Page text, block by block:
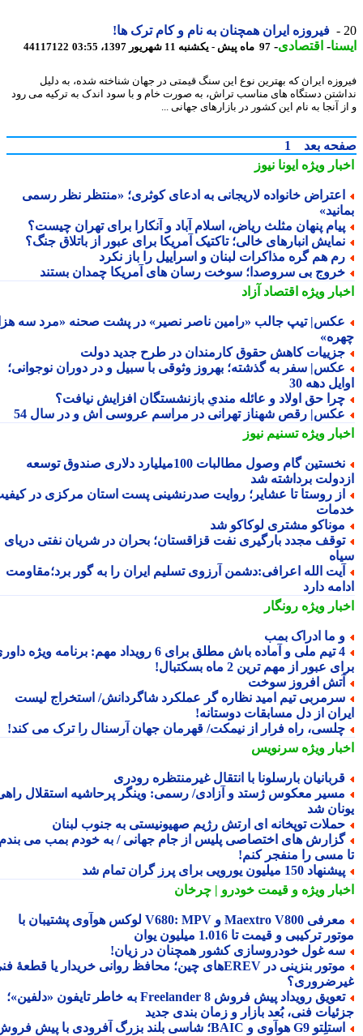
فیروزه ایران همچنان به نام و کام ترک ها!
-اقتصادی-97 ماه پیش - یکشنبه 11 شهریور 1397، 03:55 44117122
ایران که بهترین نوع این سنگ قیمتی در جهان شناخته شده، به دلیل
دستگاه های مناسب تراش، به صورت خام و با سود اندک به ترکیه می رود
آنجا به نام این کشور در بازارهای جهانی ...
بعد
1
ویژهایونا نیوز
خانواده لاریجانی به ادعای کوثری؛ «منتظر نظر رسمی
پنهان مثلث ریاض، اسلام آباد و آنکارا برای تهران چیست؟
انبارهای خالی؛ تاکتیک آمریکا برای عبور از باتلاق جنگ؟
هم گره مذاکرات لبنان و اسراییل را باز نکرد
بی سروصدا؛ سوخت رسان های آمریکا چمدان بستند
ویژهاقتصاد آزاد
تیپ جالب «رامین ناصر نصیر» در پشت صحنه «مرد سه هزار
کاهش حقوق کارمندان در طرح جدید دولت
سفر به گذشته؛ بهروز وثوقی با سبیل و در دوران نوجوانی؛
دهه 30
حق اولاد و عائله مندیِ بازنشستگان افزایش نیافت؟
رقص شهناز تهرانی در مراسم عروسی اش و در سال 54
ویژهتسنیم نیوز
نخستین گام وصول مطالبات 100میلیارد دلاری صندوق توسعه
برداشته شد
روستا تا عشایر؛ روایت صدرنشینی پست استان مرکزی در کیفیت
مشتری لوکاکو شد
مجدد بارگیری نفت قزاقستان؛ بحران در شریان نفتی دریای
الله اعرافی:دشمن آرزوی تسلیم ایران را به گور برد؛مقاومت
دارد
ویژهرونگار
ما ادراک بمب
4 تیم ملی و آماده باش مطلق برای 6 رویداد مهم: برنامه ویژه داوری
عبور از مهم ترین 2 ماه بسکتبال!
افروز سوخت
تیم امید نظاره گر عملکرد شاگردانش/ استخراج لیست
از دل مسابقات دوستانه!
راه فرار از نیمکت/ قهرمان جهان آرسنال را ترک می کند!
ویژهسرنویس
بارسلونا با انتقال غیرمنتظره رودری
معکوس ژستد و آزادی/ رسمی: وینگر پرحاشیه استقلال راهی
شد
توپخانه ای ارتش رژیم صهیونیستی به جنوب لبنان
های اختصاصی پلیس از جام جهانی / به خودم بمب می بندم
مسی را منفجر کنم!
150 میلیون یورویی برای پرز گران تمام شد
ویژهو قیمت خودرو | چرخان
معرفی Maextro V800 و V680: MPV لوکس هوآوی پشتیبان با
ترکیبی و قیمت تا 1.016 میلیون یوان
غول خودروسازی کشور همچنان در زیان!
موتور بنزینی در EREVهای چین؛ محافظ روانی خریدار یا قطعهٔ فنی
تعویق رویداد پیش فروش Freelander 8 به خاطر تایفون «دلفین»؛
فنی، بُعد بازار و زمان بندی جدید
استلِتو G9 هوآوی و BAIC؛ شاسی بلند بزرگ آفرودی با پیش فروش